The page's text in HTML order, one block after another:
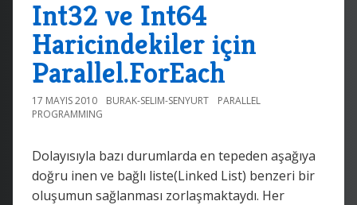
Int32 ve Int64
Haricindekiler için
Parallel.ForEach
17 MAYIS 2010 BURAK-SELIM-SENYURT
PARALLEL
PROGRAMMING
Dolayısıyla bazı durumlarda en tepeden aşağıya
doğru inen ve bağlı liste(Linked List) benzeri bir
oluşumun sağlanması zorlaşmaktaydı. Her